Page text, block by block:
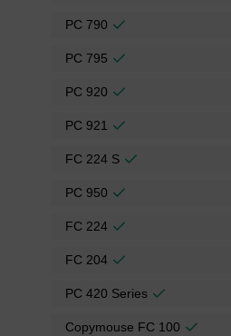
PC 790
PC 795
PC 920
PC 921
FC 224 S
PC 950
FC 224
FC 204
PC 420 Series
Copymouse FC 100